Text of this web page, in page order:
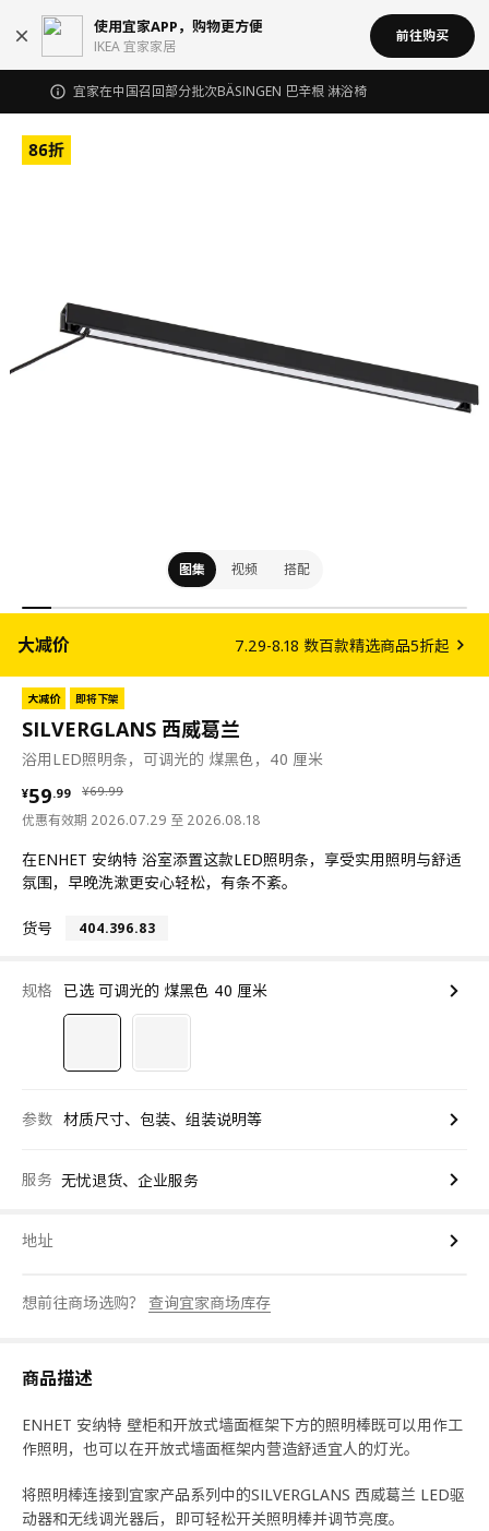
使用宜家APP，购物更方便
IKEA 宜家家居
前往购买
宜家在中国召回部分批次BÄSINGEN 巴辛根 淋浴椅
图集 视频 搭配
大减价 7.29-8.18 数百款精选商品5折起
大减价 即将下架
SILVERGLANS 西威葛兰
浴用LED照明条，可调光的 煤黑色，40 厘米
¥69.99
¥ 69.99
¥59.99
¥ 59.99
优惠有效期 2026.07.29 至 2026.08.18
在ENHET 安纳特 浴室添置这款LED照明条，享受实用照明与舒适
氛围，早晚洗漱更安心轻松，有条不紊。
货号 404.396.83
规格 已选 可调光的 煤黑色 40 厘米
参数 材质尺寸、包装、组装说明等
服务 无忧退货、企业服务
地址
想前往商场选购？ 查询宜家商场库存
商品描述
ENHET 安纳特 壁柜和开放式墙面框架下方的照明棒既可以用作工
作照明，也可以在开放式墙面框架内营造舒适宜人的灯光。
将照明棒连接到宜家产品系列中的SILVERGLANS 西威葛兰 LED驱
动器和无线调光器后，即可轻松开关照明棒并调节亮度。